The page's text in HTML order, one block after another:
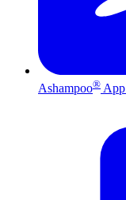
Ashampoo® App